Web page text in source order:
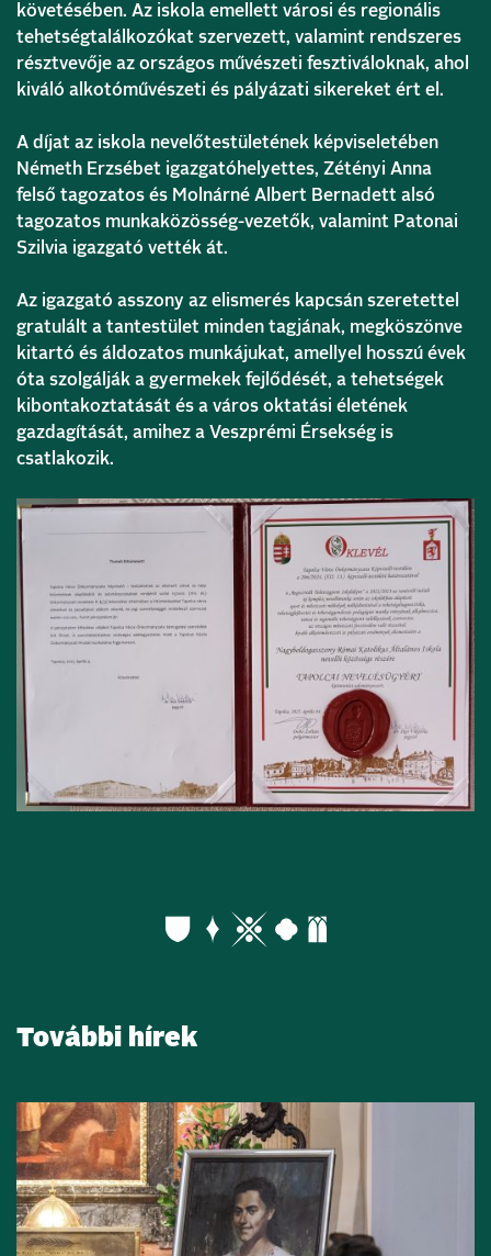
követésében. Az iskola emellett városi és regionális
tehetségtalálkozókat szervezett, valamint rendszeres
résztvevője az országos művészeti fesztiváloknak, ahol
kiváló alkotóművészeti és pályázati sikereket ért el.
A díjat az iskola nevelőtestületének képviseletében
Németh Erzsébet igazgatóhelyettes, Zétényi Anna
felső tagozatos és Molnárné Albert Bernadett alsó
tagozatos munkaközösség-vezetők, valamint Patonai
Szilvia igazgató vették át.
Az igazgató asszony az elismerés kapcsán szeretettel
gratulált a tantestület minden tagjának, megköszönve
kitartó és áldozatos munkájukat, amellyel hosszú évek
óta szolgálják a gyermekek fejlődését, a tehetségek
kibontakoztatását és a város oktatási életének
gazdagítását, amihez a Veszprémi Érsekség is
csatlakozik.
További hírek